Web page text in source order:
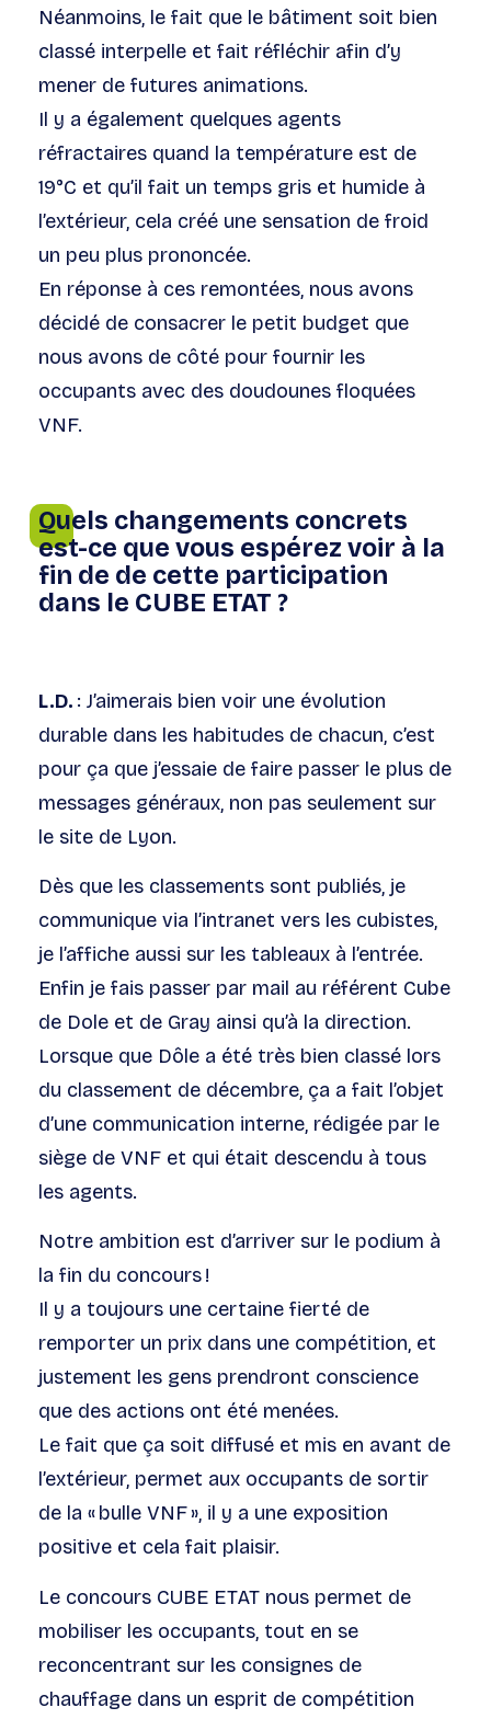
Néanmoins, le fait que le bâtiment soit bien
classé interpelle et fait réfléchir afin d’y
mener de futures animations.
Il y a également quelques agents
réfractaires quand la température est de
19°C et qu’il fait un temps gris et humide à
l’extérieur, cela créé une sensation de froid
un peu plus prononcée.
En réponse à ces remontées, nous avons
décidé de consacrer le petit budget que
nous avons de côté pour fournir les
occupants avec des doudounes floquées
VNF.
Quels changements concrets
est-ce que vous espérez voir à la
fin de de cette participation
dans le CUBE ETAT ?
L.D. : J’aimerais bien voir une évolution
durable dans les habitudes de chacun, c’est
pour ça que j’essaie de faire passer le plus de
messages généraux, non pas seulement sur
le site de Lyon.
Dès que les classements sont publiés, je
communique via l’intranet vers les cubistes,
je l’affiche aussi sur les tableaux à l’entrée.
Enfin je fais passer par mail au référent Cube
de Dole et de Gray ainsi qu’à la direction.
Lorsque que Dôle a été très bien classé lors
du classement de décembre, ça a fait l’objet
d’une communication interne, rédigée par le
siège de VNF et qui était descendu à tous
les agents.
Notre ambition est d’arriver sur le podium à
la fin du concours !
Il y a toujours une certaine fierté de
remporter un prix dans une compétition, et
justement les gens prendront conscience
que des actions ont été menées.
Le fait que ça soit diffusé et mis en avant de
l’extérieur, permet aux occupants de sortir
de la « bulle VNF », il y a une exposition
positive et cela fait plaisir.
Le concours CUBE ETAT nous permet de
mobiliser les occupants, tout en se
reconcentrant sur les consignes de
chauffage dans un esprit de compétition